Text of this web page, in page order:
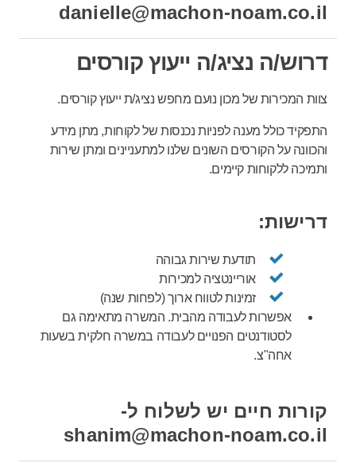
danielle@machon-noam.co.il
דרוש/ה נציג/ה ייעוץ קורסים
צוות המכירות של מכון נועם מחפש נציג/ת ייעוץ קורסים.
התפקיד כולל מענה לפניות נכנסות של לקוחות, מתן מידע
והכוונהעל הקורסים השונים שלנו למתעניינים ומתן שירות
ותמיכה ללקוחות קיימים.
דרישות:
תודעת שירות גבוהה
אוריינטציה למכירות
זמינות לטווח ארוך (לפחות שנה)
אפשרות לעבודה מהבית. המשרה מתאימה גם
לסטודנטים הפנויים לעבודה במשרה חלקית בשעות
אחה"צ.
קורות חיים יש לשלוח ל-
shanim@machon-noam.co.il